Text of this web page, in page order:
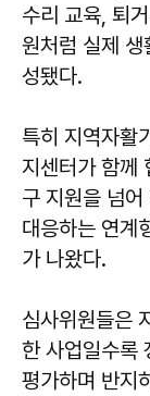
수리 교육, 퇴
원처럼 실제
성됐다.
특히 지역자활
지센터가 함께
구 지원을 넘
대응하는 연계
가 나왔다.
심사위원들은
한 사업일수록
평가하며 반지